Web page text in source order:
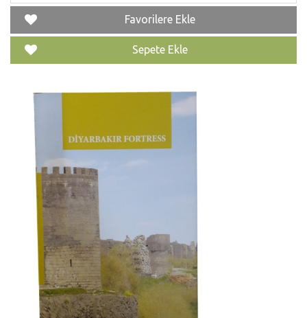
Favorilere Ekle
Sepete Ekle